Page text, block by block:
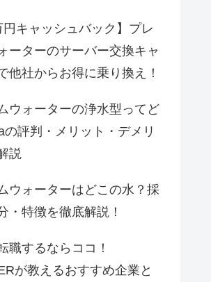
円キャッシュバック】プレ
ーターのサーバー交換キャ
他社からお得に乗り換え！
ウォーターの浄水型ってど
の評判・メリット・デメリ
説
ウォーターはどこの水？採
・特徴を徹底解説！
職するならココ！
が教えるおすすめ企業と